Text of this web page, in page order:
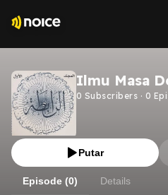
Ilmu Masa
0 Subscribers · 0
Putar
Episode (0) Details